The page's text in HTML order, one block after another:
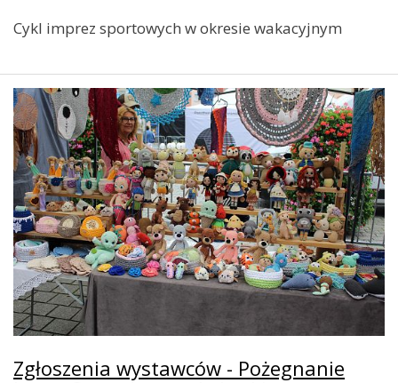
Cykl imprez sportowych w okresie wakacyjnym
Zgłoszenia wystawców - Pożegnanie